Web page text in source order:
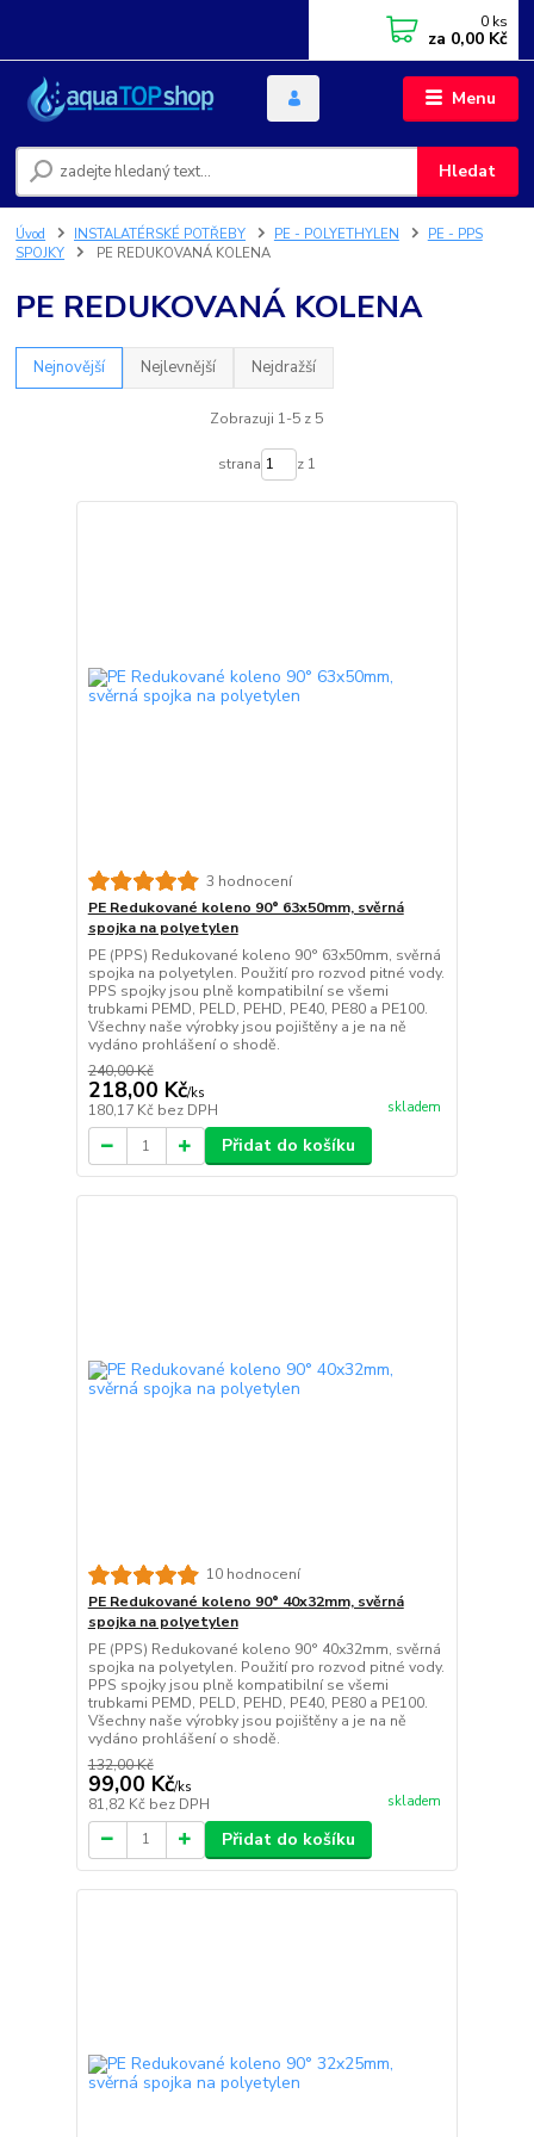
Menu
Hledat
0 ks
za 0,00 Kč
Úvod INSTALATÉRSKÉ POTŘEBY PE - POLYETHYLEN
PE - PPS
SPOJKY
PE REDUKOVANÁ KOLENA
PE REDUKOVANÁ KOLENA
Nejnovější Nejlevnější Nejdražší
Zobrazuji 1-5 z 5
strana z 1
3 hodnocení
PE Redukované koleno 90° 63x50mm, svěrná
spojka na polyetylen
PE (PPS) Redukované koleno 90° 63x50mm, svěrná
spojka na polyetylen. Použití pro rozvod pitné vody.
PPS spojky jsou plně kompatibilní se všemi
trubkami PEMD, PELD, PEHD, PE40, PE80 a PE100.
Všechny naše výrobky jsou pojištěny a je na ně
vydáno prohlášení o shodě.
240,00 Kč
218,00 Kč/ks
180,17 Kč bez DPH skladem
Přidat do košíku
10 hodnocení
PE Redukované koleno 90° 40x32mm, svěrná
spojka na polyetylen
PE (PPS) Redukované koleno 90° 40x32mm, svěrná
spojka na polyetylen. Použití pro rozvod pitné vody.
PPS spojky jsou plně kompatibilní se všemi
trubkami PEMD, PELD, PEHD, PE40, PE80 a PE100.
Všechny naše výrobky jsou pojištěny a je na ně
vydáno prohlášení o shodě.
132,00 Kč
99,00 Kč/ks
81,82 Kč bez DPH skladem
Přidat do košíku